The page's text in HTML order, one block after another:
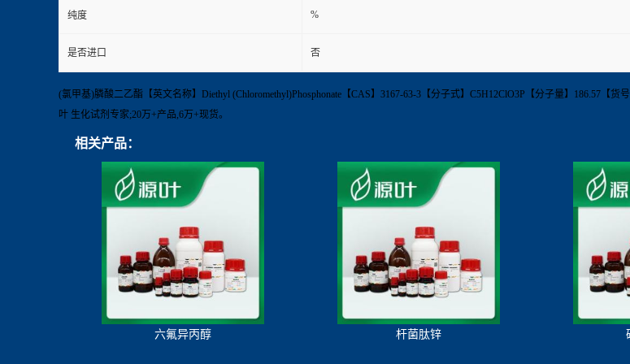
纯度 %
是否进口 否
(氯甲基)膦酸二乙酯【英文名称】Diethyl (Chloromethyl)Phosphonate【CAS】3167-63-3【分子式】C5H12ClO3P【分子量】186.57【
叶 生化试剂专家;20万+产品,6万+现货。
相关产品：
六氟异丙醇 杆菌肽锌